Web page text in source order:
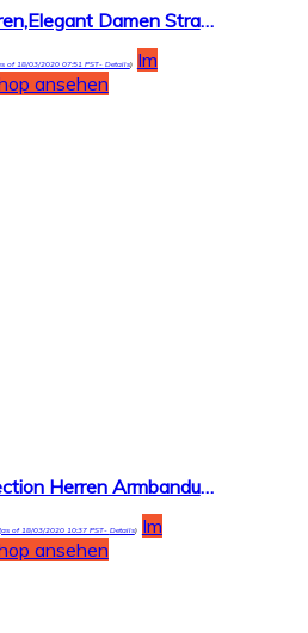
JSDDE Uhren,Elegant Damen Strassstein Oval Nebelfleck Spangenuhr Armbanduhr Analog Quarzuhr
of 18/03/2020 07:51 PST- Details)
Im
ansehen
Casio Collection Herren Armbanduhr MTP-1302PD
of 18/03/2020 10:37 PST- Details)
Im
ansehen